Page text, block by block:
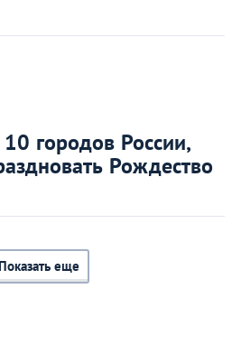
городов России,
Рождество
Показать еще